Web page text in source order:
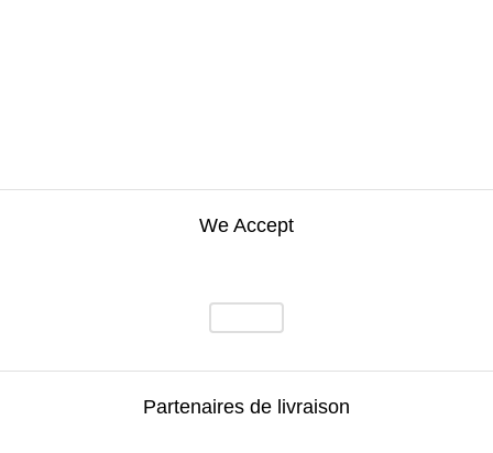
We Accept
Partenaires de livraison